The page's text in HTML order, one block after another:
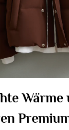
Wärme